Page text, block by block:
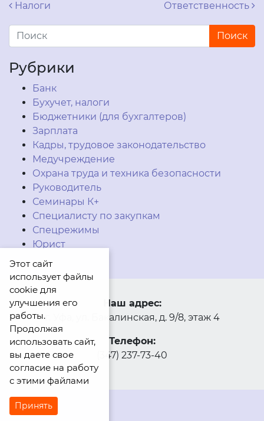
Навигация по записям
Налоги Ответственность
Рубрики
Банк
Бухучет, налоги
Бюджетники (для бухгалтеров)
Зарплата
Кадры, трудовое законодательство
Медучреждение
Охрана труда и техника безопасности
Руководитель
Семинары К+
Специалисту по закупкам
Спецрежимы
Юрист
Наш адрес:
г. Уфа, ул. Бакалинская, д. 9/8, этаж 4
Телефон:
(347) 237-73-40
Этот сайт
использует файлы
cookie для
улучшения его
работы.
Продолжая
использовать сайт,
вы даете свое
согласие на работу
с этими файлами
Принять